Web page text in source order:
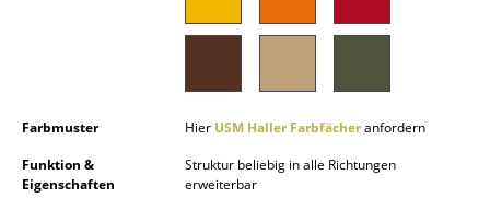
... alle Betten
Accessoires
Farbmuster Hier USM Haller Farbfächeranfordern
Funktion &
Eigenschaften
Struktur beliebig in alle Richtungen
erweiterbar